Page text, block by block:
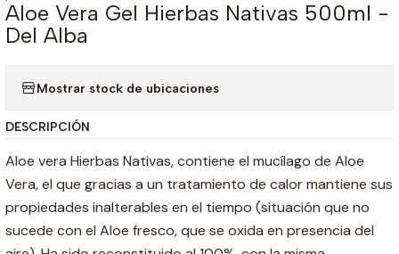
Aloe Vera Gel Hierbas Nativas 500ml -
Del Alba
Mostrar stock de ubicaciones
DESCRIPCIÓN
Aloe vera Hierbas Nativas, contiene el mucílago de Aloe
Vera, el que gracias a un tratamiento de calor mantiene sus
propiedades inalterables en el tiempo (situación que no
sucede con el Aloe fresco, que se oxida en presencia del